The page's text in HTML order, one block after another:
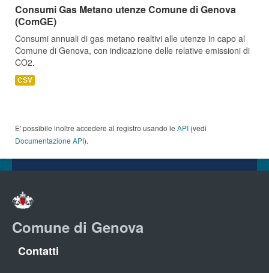
Consumi Gas Metano utenze Comune di Genova
(ComGE)
Consumi annuali di gas metano realtivi alle utenze in capo al
Comune di Genova, con indicazione delle relative emissioni di
CO2.
CSV
E' possibile inoltre accedere al registro usando le API (vedi
Documentazione API).
Comune di Genova
Contatti